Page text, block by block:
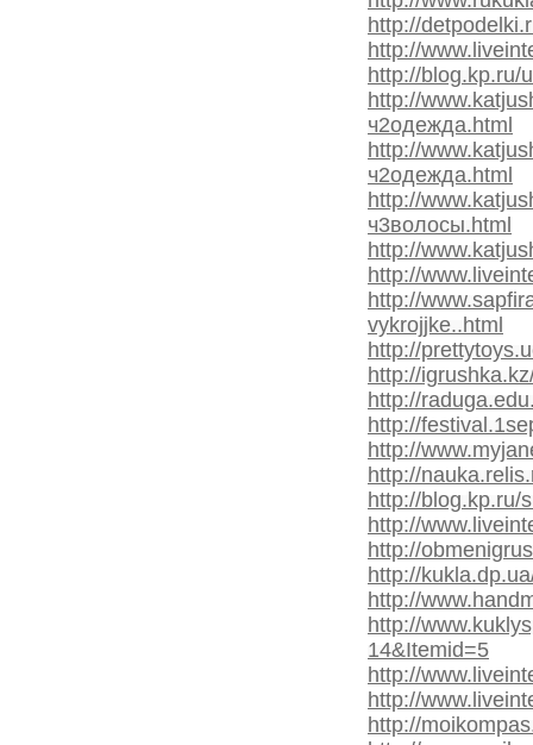
http://
http://
http://blog.kp.ru/
http://
ч2одежда.html
http://
ч2одежда.html
http://
ч3волосы.html
http://
http://
http://
vykrojjke..html
http://
http://
http://
http://
http://
http://
http://blog.kp.ru/
http://
http://
http://
http://
http://
14&Itemid=5
http://
http://
http://